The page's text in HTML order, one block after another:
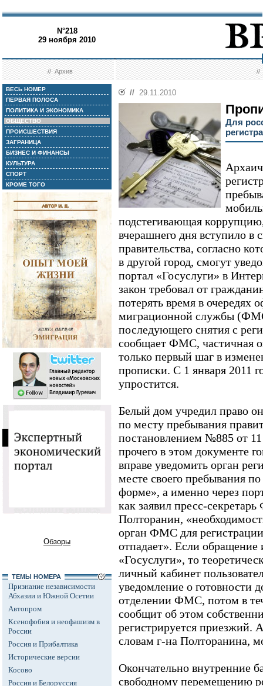
N°218
29 ноября 2010
//Архив //
ВЕСЬ НОМЕР
ПЕРВАЯ ПОЛОСА
ПОЛИТИКА И ЭКОНОМИКА
ОБЩЕСТВО
ПРОИСШЕСТВИЯ
ЗАГРАНИЦА
БИЗНЕС И ФИНАНСЫ
КУЛЬТУРА
СПОРТ
КРОМЕ ТОГО
Обзоры
ТЕМЫ НОМЕРА
Признание независимости
Абхазии и Южной Осетии
Автопром
Ксенофобия и неофашизм в
России
Россия и Прибалтика
Исторические версии
Косово
Россия и Белоруссия
// 29.11.2010
Для
подстегивающая
вчерашнего дня вступило в
правительства, согласно
в другой город, смогут
портал «Госуслуги» в
закон требовал от
потерять время в очередях
миграционной службы
последующего снятия с
сообщает ФМС, частичная
только первый шаг в
прописки. С 1 января 2011
упростится.
Белый дом учредил право
по месту пребывания
постановлением №885 от
прочего в этом документе
вправе уведомить орган
месте своего пребывания
форме», а именно через
как заявил пресс-
Полторанин,
орган ФМС для
отпадает». Если обращение
«Госуслуги», то
личный кабинет
уведомление о готовности
отделении ФМС, потом в
сообщит об этом
регистрируется приезжий.
словам г-на Полторанина,
Окончательно внутренние
свободному перемещению